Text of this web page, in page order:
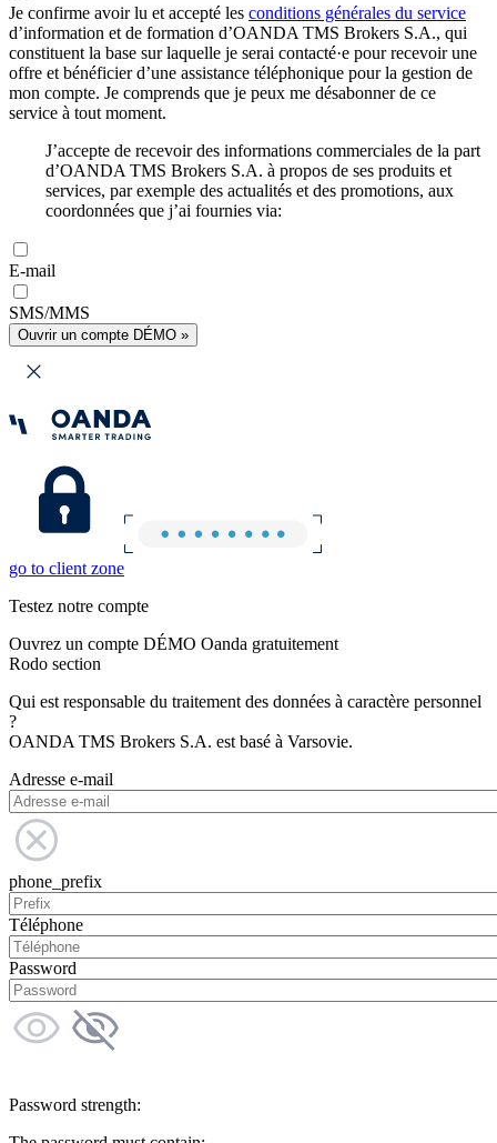
Je confirme avoir lu et accepté les conditions générales du service
d’information et de formation d’OANDA TMS Brokers S.A., qui
constituent la base sur laquelle je serai contacté·e pour recevoir une
offre et bénéficier d’une assistance téléphonique pour la gestion de
mon compte. Je comprends que je peux me désabonner de ce
service à tout moment.
J’accepte de recevoir des informations commerciales de la part
d’OANDA TMS Brokers S.A. à propos de ses produits et
services, par exemple des actualités et des promotions, aux
coordonnées que j’ai fournies via:
E-mail
SMS/MMS
Ouvrir un compte DÉMO »
go to client zone
Testez notre compte
Ouvrez un compte DÉMO Oanda gratuitement
Rodo section
Qui est responsable du traitement des données à caractère personnel
?
OANDA TMS Brokers S.A. est basé à Varsovie.
Adresse e-mail
phone_prefix
Téléphone
Password
Password strength: